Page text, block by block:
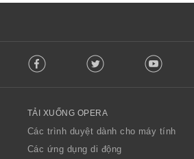
o
w
O
p
Facebook Twitter Youtube
TẢI XUỐNG OPERA
Các trình duyệt dành cho máy tính
Các ứng dụng di động